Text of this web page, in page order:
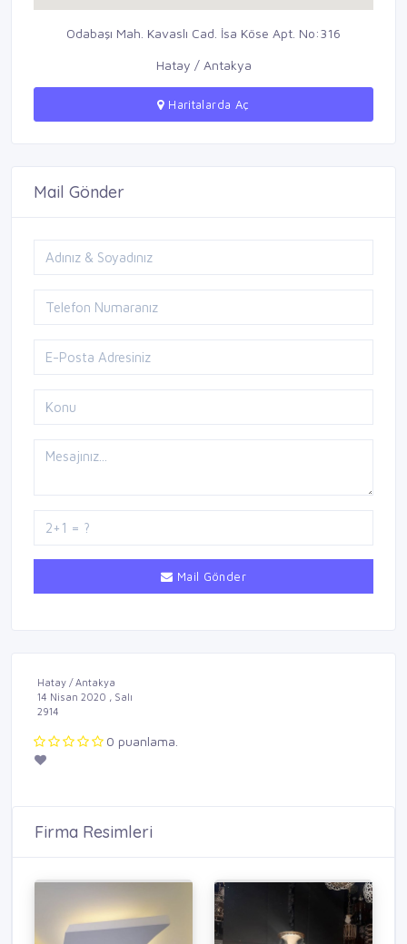
Odabaşı Mah. Kavaslı Cad. İsa Köse Apt. No:316
Hatay / Antakya
Haritalarda Aç
Mail Gönder
Mail Gönder
Hatay / Antakya
14 Nisan 2020 , Salı
2914
0 puanlama.
Firma Resimleri